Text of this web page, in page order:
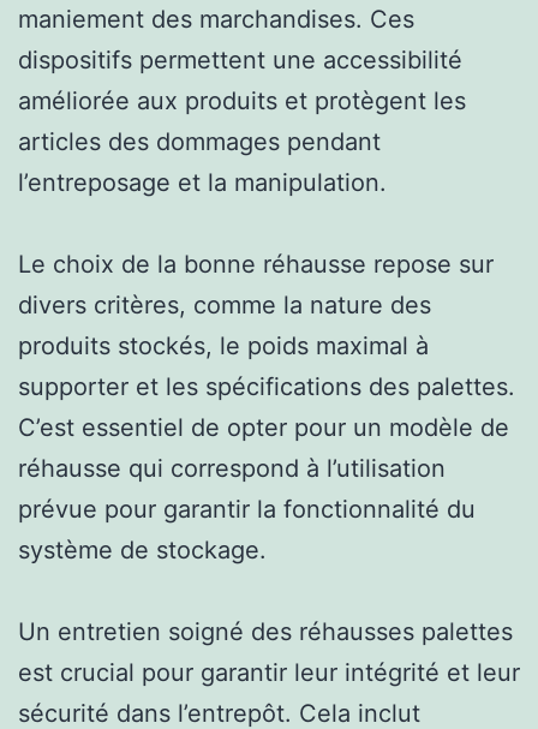
maniement des marchandises. Ces
dispositifs permettent une accessibilité
améliorée aux produits et protègent les
articles des dommages pendant
l’entreposage et la manipulation.
Le choix de la bonne réhausse repose sur
divers critères, comme la nature des
produits stockés, le poids maximal à
supporter et les spécifications des palettes.
C’est essentiel de opter pour un modèle de
réhausse qui correspond à l’utilisation
prévue pour garantir la fonctionnalité du
système de stockage.
Un entretien soigné des réhausses palettes
est crucial pour garantir leur intégrité et leur
sécurité dans l’entrepôt. Cela inclut